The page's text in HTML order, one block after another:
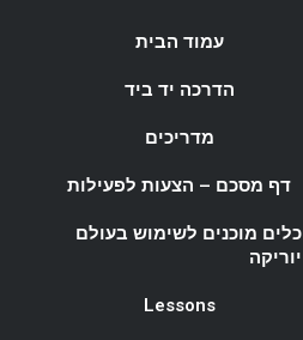
עמוד הבית
הדרכה יד ביד
מדריכים
דף מסכם – הצעות לפעילות
כלים מוכנים לשימוש בעולם
יוריקה
Lessons